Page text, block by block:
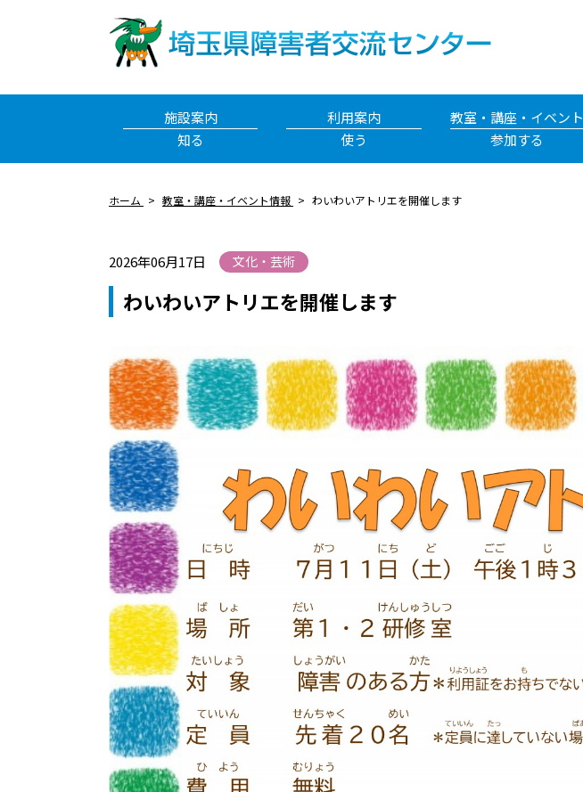
施設案内
知る
利用案内
使う
教室・講座・イベント
参加する
ホーム 教室・講座・イベント情報 わいわいアトリエを開催します
2026年06月17日 文化・芸術
わいわいアトリエを開催します